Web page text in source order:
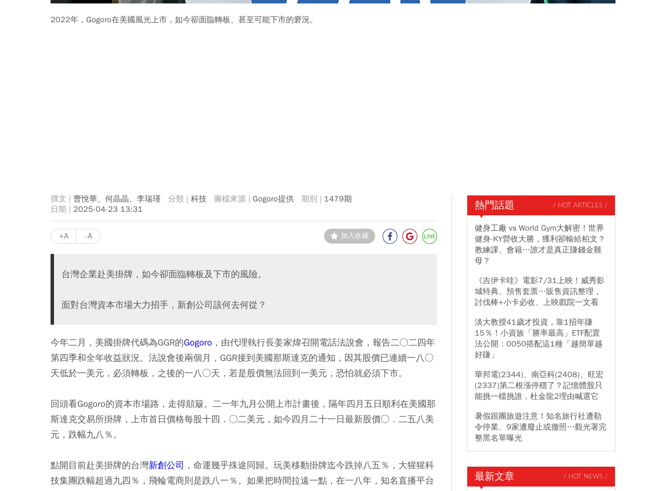
2022年，Gogoro在美國風光上市，如今卻面臨轉板、甚至可能下市的窘況。
曹悅華、何晶晶、李瑞瑾 科技 Gogoro提供
1479期
2025-04-23 13:31
+A -A 加入收藏
台灣企業赴美掛牌，如今卻面臨轉板及下市的風險。
面對台灣資本市場大力招手，新創公司該何去何從？
今年二月，美國掛牌代碼為GGR的Gogoro ，由代理執行長姜家煒召開電話法說會，報告二○二四年
第四季和全年收益狀況。法說會後兩個月，GGR接到美國那斯達克的通知，因其股價已連續一八○
天低於一美元，必須轉板，之後的一八○天，若是股價無法回到一美元，恐怕就必須下市。
回頭看Gogoro的資本市場路，走得顛簸。二一年九月公開上市計畫後，隔年四月五日順利在美國那
斯達克交易所掛牌，上市首日價格每股十四．○二美元，如今四月二十一日最新股價○．二五八美
元，跌幅九八％。
點開目前赴美掛牌的台灣新創公司 ，命運幾乎殊途同歸。玩美移動掛牌迄今跌掉八五％，大猩猩科
技集團跌幅超過九四％，飛輪電商則是跌八一％。如果把時間拉遠一點，在一八年，知名直播平台
熱門話題 / HOT ARTICLES /
健身工廠 vs World Gym大解密！世界
健身-KY營收大勝，獲利卻輸給柏文？
教練課、會籍…誰才是真正賺錢金雞
母？
《吉伊卡哇》電影7/31上映！威秀影
城特典、預售套票…販售資訊整理，
討伐棒+小卡必收、上映戲院一文看
淡大教授41歲才投資，靠1招年賺
15％！小資族「勝率最高」ETF配置
法公開：0050搭配這1種「越簡單越
好賺」
華邦電(2344)、南亞科(2408)、旺宏
(2337)第二根漲停穩了？記憶體股只
能挑一檔挑誰，杜金龍2理由喊選它
暑假跟團旅遊注意！知名旅行社遭勒
令停業、9家遭廢止或撤照…觀光署完
整黑名單曝光
最新文章 / HOT NEWS /